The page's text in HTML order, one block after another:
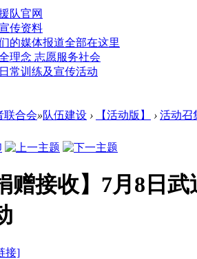
队官网
传资料
的媒体报道全部在这里
理念 志愿服务社会
常训练及宣传活动
联合会»队伍建设 › 【活动版】 › 活动召
赠接收】7月8日
接]